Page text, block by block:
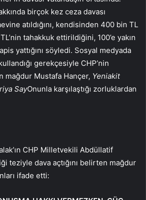
birçok kez ceza davası
atıldığını, kendisinden 400 bin TL
tahakkuk ettirildiğini, 100’e yakın
yattığını söyledi. Sosyal medyada
gerekçesiyle CHP’nin
mağdur Mustafa Hançer, Yeniakit
SayOnunla karşılaştığı zorluklardan
CHP Milletvekili Abdüllatif
teziyle dava açtığını belirten mağdur
ifade etti: